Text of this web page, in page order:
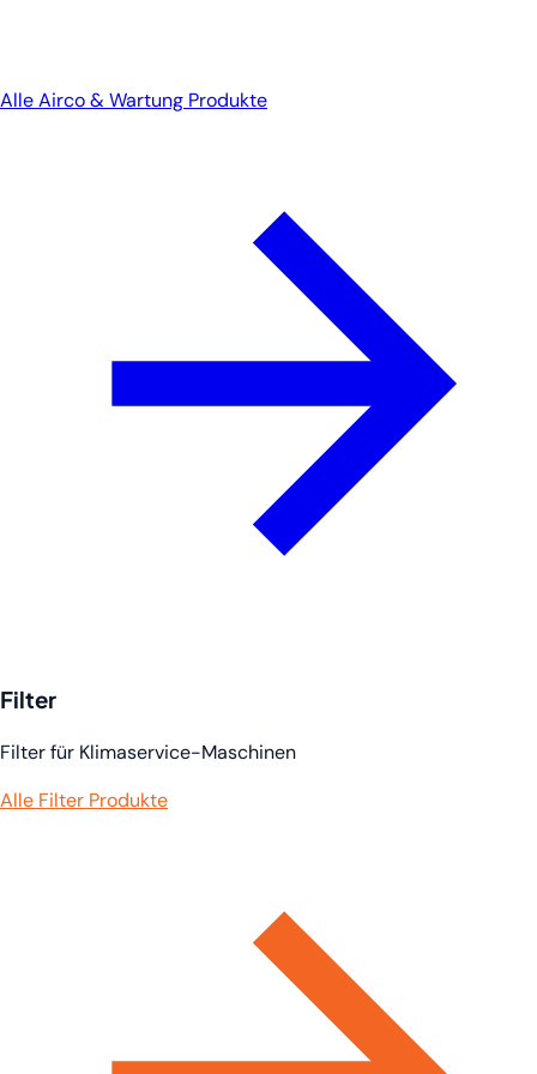
Alle Airco & Wartung Produkte
Filter
Filter für Klimaservice-Maschinen
Alle Filter Produkte